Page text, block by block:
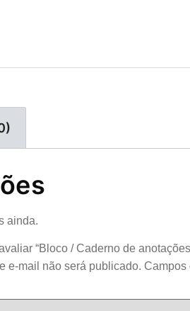
ainda.
“Bloco / Caderno de
e-mail não será publicado. Campos